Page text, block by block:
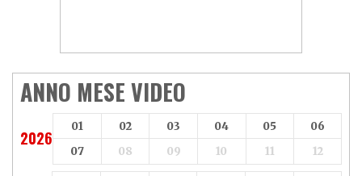
ANNO MESE VIDEO
2026
01 02 03 04 05
06
07
08 09 10 11 12